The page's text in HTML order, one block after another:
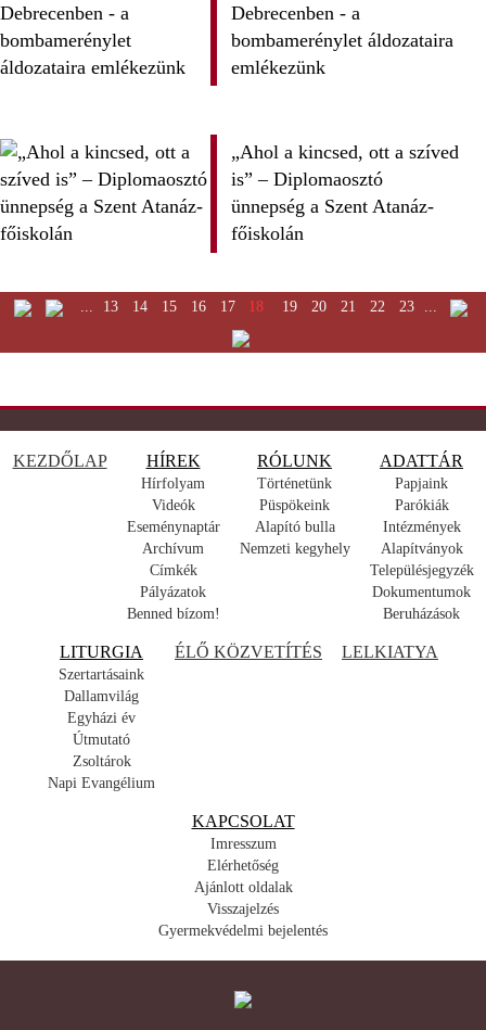
Debrecenben - a
bombamerénylet áldozataira
emlékezünk
„Ahol a kincsed, ott a szíved
is” – Diplomaosztó
ünnepség a Szent Atanáz-
főiskolán
... 13 14 15 16 17 18 19 20 21 22 23 ...
KEZDŐLAP HÍREK
Hírfolyam
Videók
Eseménynaptár
Archívum
Címkék
Pályázatok
Benned bízom!
RÓLUNK
Történetünk
Püspökeink
Alapító bulla
Nemzeti kegyhely
ADATTÁR
Papjaink
Parókiák
Intézmények
Alapítványok
Településjegyzék
Dokumentumok
Beruházások
LITURGIA
Szertartásaink
Dallamvilág
Egyházi év
Útmutató
Zsoltárok
Napi Evangélium
ÉLŐ KÖZVETÍTÉS LELKIATYA
KAPCSOLAT
Imresszum
Elérhetőség
Ajánlott oldalak
Visszajelzés
Gyermekvédelmi bejelentés